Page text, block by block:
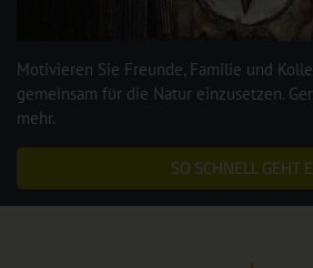
Motivieren Sie Freunde, Familie und
gemeinsam für die Natur einzusetzen.
mehr.
SO SCHNELL GEHT